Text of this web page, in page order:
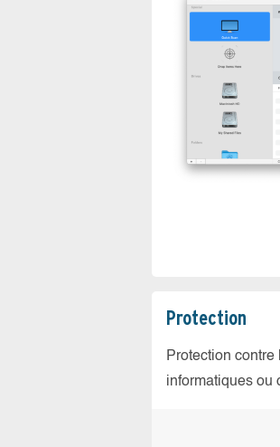
Protection
Protection
informatiques ou